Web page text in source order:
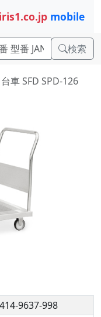
mobile
検索
車 SFD SPD-126
414-9637-998